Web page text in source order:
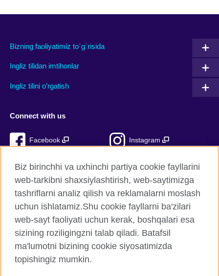
Bizning faoliyatimiz to`g`risida
Ingliz tilidan imtihonlar
Ingliz tilini o’rgatish
Connect with us
Facebook Instagram
British Council Global
Xavfsizlik va foydalanish shartlari
Cookie fayllari
Biz birinchhi va uxhinchi partiya cookie fayllarini
web-tarkibni shaxsiylashtirish, web-saytimizga
tashriflarni analiz qilish va reklamalarni moslash
uchun ishlatamiz.Shu cookie fayllarni ba'zilari
web-sayt faoliyati uchun kerak, boshqalari esa
sizining roziligingzni talab qiladi. Batafsil
ma'lumotni bizining cookie siyosatimizda
topishingiz mumkin.